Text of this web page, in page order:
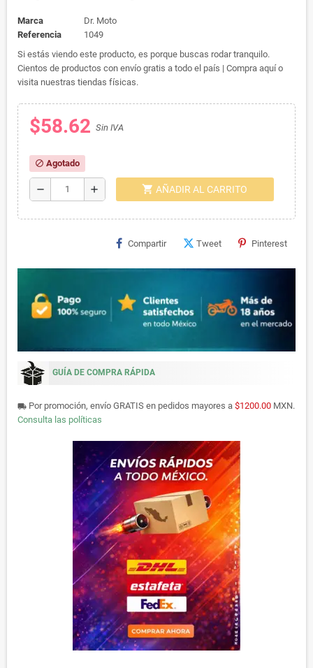
Marca
Dr. Moto
Referencia
1049
Si estás viendo este producto, es porque buscas rodar tranquilo.
Cientos de productos con envío gratis a todo el país | Compra aquí o
visita nuestras tiendas físicas.
$58.62 Sin IVA
block Agotado
remove add shopping_cart AÑADIR AL CARRITO
Compartir Tweet Pinterest
GUÍA DE COMPRA RÁPIDA
local_shipping Por promoción, envío GRATIS en pedidos mayores a $1200.00 MXN.
Consulta las políticas